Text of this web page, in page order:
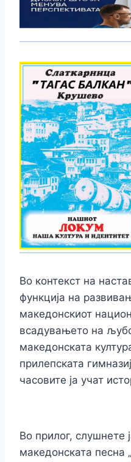
Во контекст на
функција на
македонскиот
всадувањето на
македонската
прилепската
часовите ја учат
Во прилог, слушнете
македонската песна